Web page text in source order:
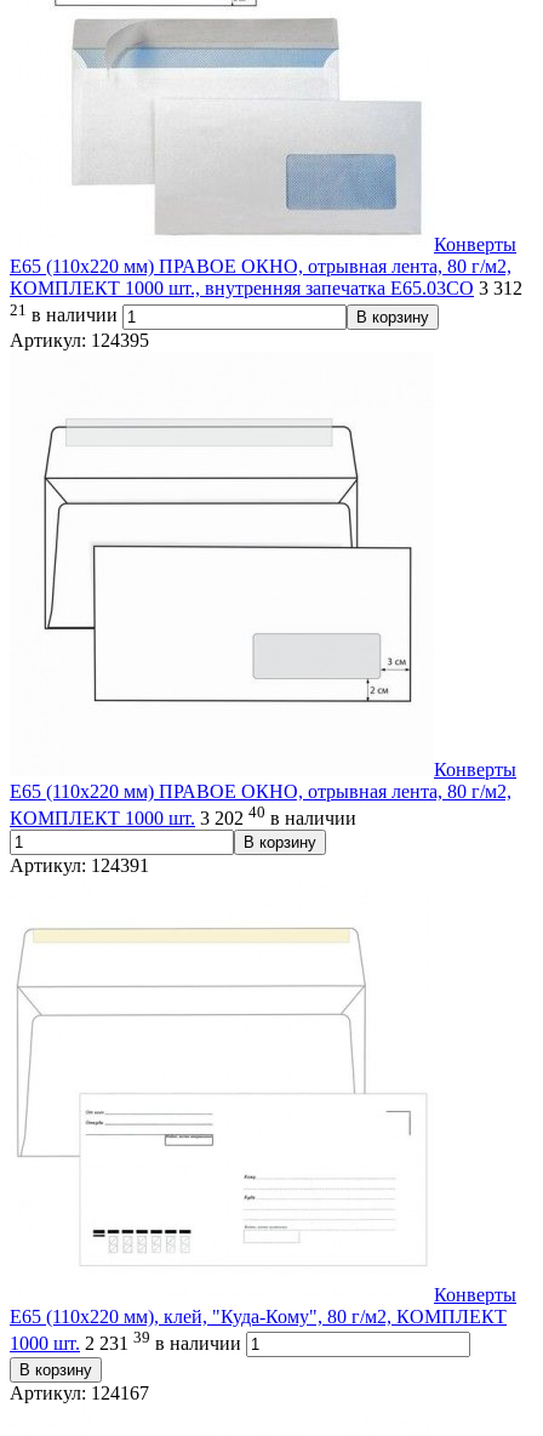
Конверты
E65 (110х220 мм) ПРАВОЕ ОКНО, отрывная лента, 80 г/м2,
КОМПЛЕКТ 1000 шт., внутренняя запечатка Е65.03СО 3 312
21 в наличии В корзину
Артикул: 124395
Конверты
Е65 (110х220 мм) ПРАВОЕ ОКНО, отрывная лента, 80 г/м2,
КОМПЛЕКТ 1000 шт. 3 202 40 в наличии
В корзину
Артикул: 124391
Конверты
Е65 (110х220 мм), клей, "Куда-Кому", 80 г/м2, КОМПЛЕКТ
1000 шт. 2 231 39 в наличии
В корзину
Артикул: 124167